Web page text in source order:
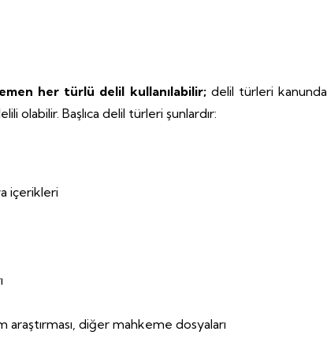
her türlü delil kullanılabilir; delil türleri kanunda
olabilir. Başlıca delil türleri şunlardır:
içerikleri
diğer mahkeme dosyaları